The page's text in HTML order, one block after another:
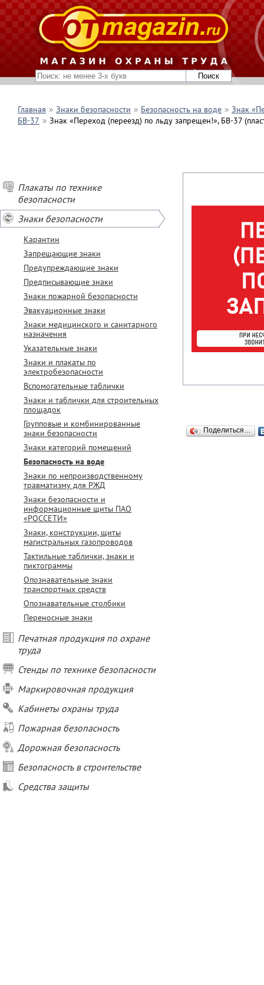
Главная Знаки безопасности Безопасность на воде
Знак
БВ-37
Знак «Переход (переезд) по льду запрещен!», БВ-37
Плакаты по технике
безопасности
Знаки безопасности
Карантин
Запрещающие знаки
Предупреждающие знаки
Предписывающие знаки
Знаки пожарной безопасности
Эвакуационные знаки
Знаки медицинского и санитарного
назначения
Указательные знаки
Знаки и плакаты по
электробезопасности
Вспомогательные таблички
Знаки и таблички для строительных
площадок
Групповые и комбинированные
знаки безопасности
Знаки категорий помещений
Безопасность на воде
Знаки по непроизводственному
травматизму для РЖД
Знаки безопасности и
информационные щиты ПАО
«РОССЕТИ»
Знаки, конструкции, щиты
магистральных газопроводов
Тактильные таблички, знаки и
пиктограммы
Опознавательные знаки
транспортных средств
Опознавательные столбики
Переносные знаки
Печатная продукция по охране
труда
Стенды по технике безопасности
Маркировочная продукция
Кабинеты охраны труда
Пожарная безопасность
Дорожная безопасность
Безопасность в строительстве
Средства защиты
Поделиться…